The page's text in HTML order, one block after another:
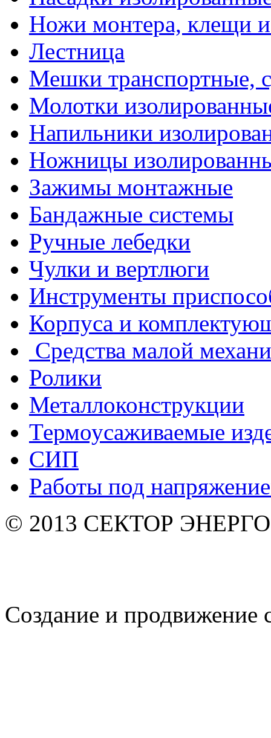
Ножи монтера, клещи
Лестница
Мешки транспортные,
Молотки
Напильники
Ножницы
Зажимы монтажные
Бандажные системы
Ручные лебедки
Чулки и вертлюги
Инструменты
Корпуса и
Средства малой
Ролики
Металлоконструкции
Термоусаживаемые
СИП
Работы под
© 2013 СЕКТОР ЭНЕРГО.
Создание и продвижение